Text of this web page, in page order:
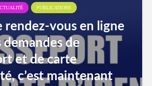
PUBLICATIONS
rendez-vous en ligne
demandes de
et de carte
c’est maintenant